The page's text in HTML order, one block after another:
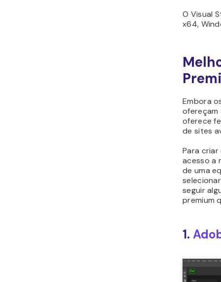
O Visual
x64,
Embora
ofereçam
oferece
de sites
Para
acesso a
de uma
seguir
premium
1.